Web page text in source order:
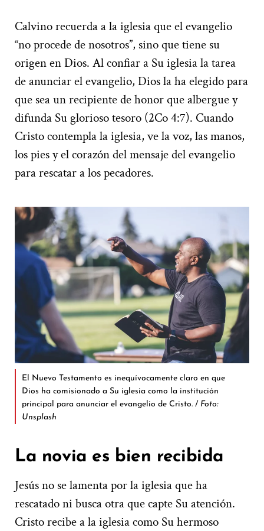
Calvino recuerda a la iglesia que el evangelio
“no procede de nosotros”, sino que tiene su
origen en Dios. Al confiar a Su iglesia la tarea
de anunciar el evangelio, Dios la ha elegido para
que sea un recipiente de honor que albergue y
difunda Su glorioso tesoro (2Co 4:7). Cuando
Cristo contempla la iglesia, ve la voz, las manos,
los pies y el corazón del mensaje del evangelio
para rescatar a los pecadores.
El Nuevo Testamento es inequívocamente claro en que
Dios ha comisionado a Su iglesia como la institución
principal para anunciar el evangelio de Cristo. / Foto:
Unsplash
La novia es bien recibida
Jesús no se lamenta por la iglesia que ha
rescatado ni busca otra que capte Su atención.
Cristo recibe a la iglesia como Su hermoso